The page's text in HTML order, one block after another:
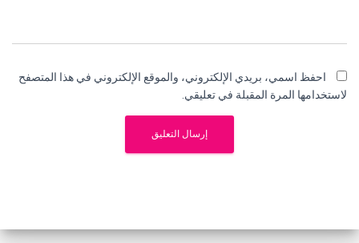
احفظ اسمي، بريدي الإلكتروني، والموقع الإلكتروني في هذا المتصفح
لاستخدامها المرة المقبلة في تعليقي.